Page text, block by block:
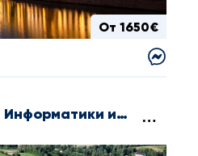
От 1650€
Университет Информатики и Управления в Жешуве